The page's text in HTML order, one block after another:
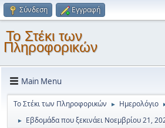
Σύνδεση Εγγραφή
Το Στέκι των
Πληροφορικών
Main Menu
Το Στέκι των Πληροφορικών ► Ημερολόγιο
► Εβδομάδα που ξεκινάει Νοεμβρίου 21,